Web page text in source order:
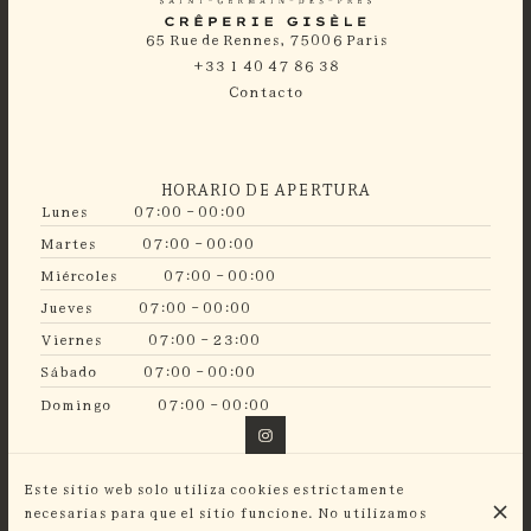
65 Rue de Rennes, 75006 Paris
+33 1 40 47 86 38
Contacto
HORARIO DE APERTURA
Lunes
07:00 - 00:00
Martes
07:00 - 00:00
Miércoles
07:00 - 00:00
Jueves
07:00 - 00:00
Viernes
07:00 - 23:00
Sábado
07:00 - 00:00
Domingo
07:00 - 00:00
GISÈLE GROUP
Este sitio web solo utiliza cookies estrictamente
necesarias para que el sitio funcione. No utilizamos